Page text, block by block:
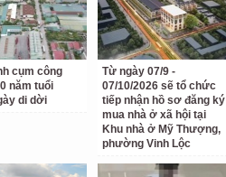
cụm công
năm tuổi
di dời
Từ ngày 07/9 -
07/10/2026 sẽ tổ chức
tiếp nhận hồ sơ đăng ký
mua nhà ở xã hội tại
Khu nhà ở Mỹ Thượng,
phường Vinh Lộc